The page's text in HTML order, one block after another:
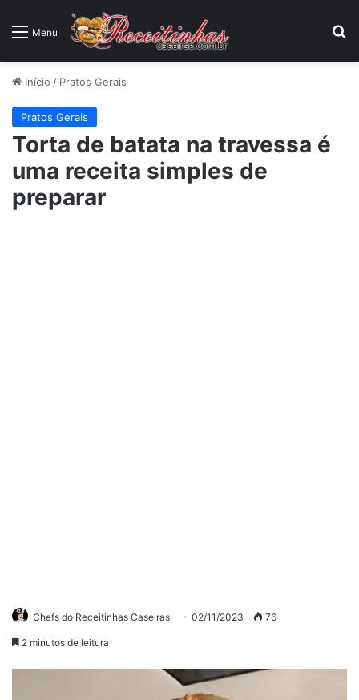
Menu
Início / Pratos Gerais
Pratos Gerais
Torta de batata na travessa é
uma receita simples de
preparar
Chefs do Receitinhas Caseiras 02/11/2023 76
2 minutos de leitura